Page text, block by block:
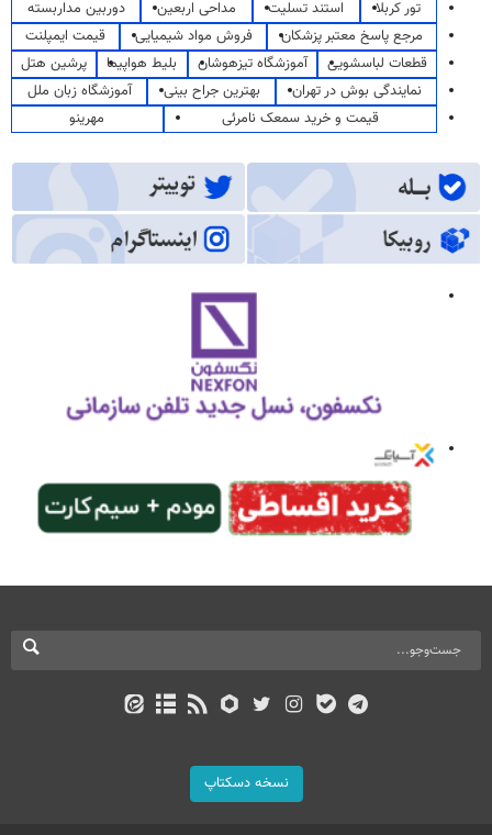
تور کربلا
استند تسلیت مداحی اربعین
دوربین مداربسته
مرجع پاسخ معتبر پزشکان
فروش مواد شیمیایی
قیمت ایمپلنت
قطعات لباسشویی
آموزشگاه تیزهوشان بلیط هواپیما
پرشین هتل
نمایندگی بوش در تهران
بهترین جراح بینی
آموزشگاه زبان ملل
قیمت و خرید سمعک نامرئی
مهرینو
نسخه دسکتاپ